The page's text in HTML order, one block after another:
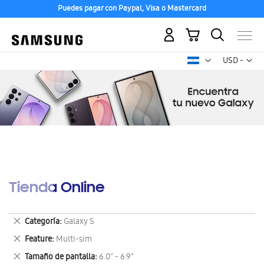
Puedes pagar con Paypal, Visa o Mastercard
USD -
dólar
Mi carrito
Tienda Online
Categoría Galaxy S
Eliminar
este
artículo
Feature Multi-sim
Eliminar
este
Tamaño de pantalla 6.0" - 6.9"
Eliminar